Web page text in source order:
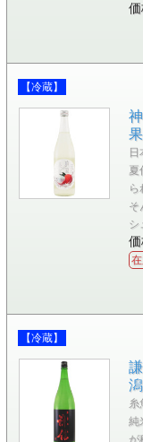
【冷蔵】
日
夏
ら
そ
シ
【冷蔵】
糸
純
が